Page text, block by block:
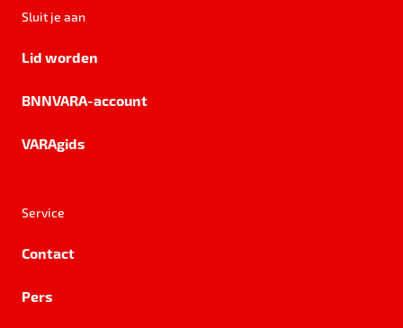
Sluit je aan
Lid worden
BNNVARA-account
VARAgids
Service
Contact
Pers